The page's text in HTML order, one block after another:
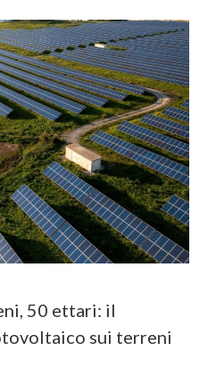
50 ettari: il
sui terreni